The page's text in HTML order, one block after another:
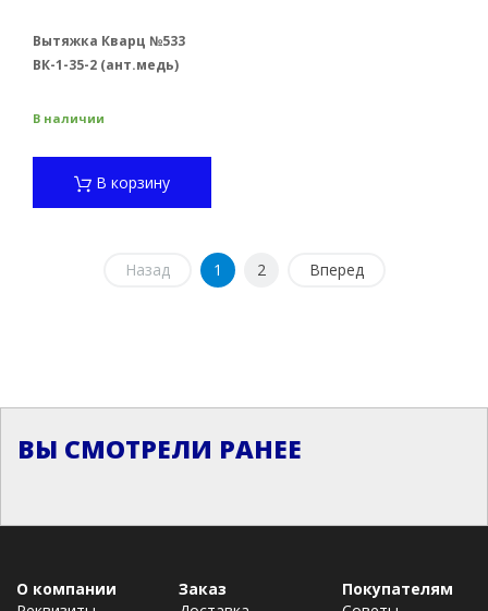
Вытяжка Кварц №533
ВК-1-35-2 (ант.медь)
В наличии
В корзину
Назад 1 2 Вперед
ВЫ СМОТРЕЛИ РАНЕЕ
О компании
Заказ
Покупателям